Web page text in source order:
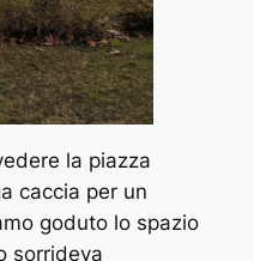
la piazza
caccia per un
goduto lo spazio
sorrideva